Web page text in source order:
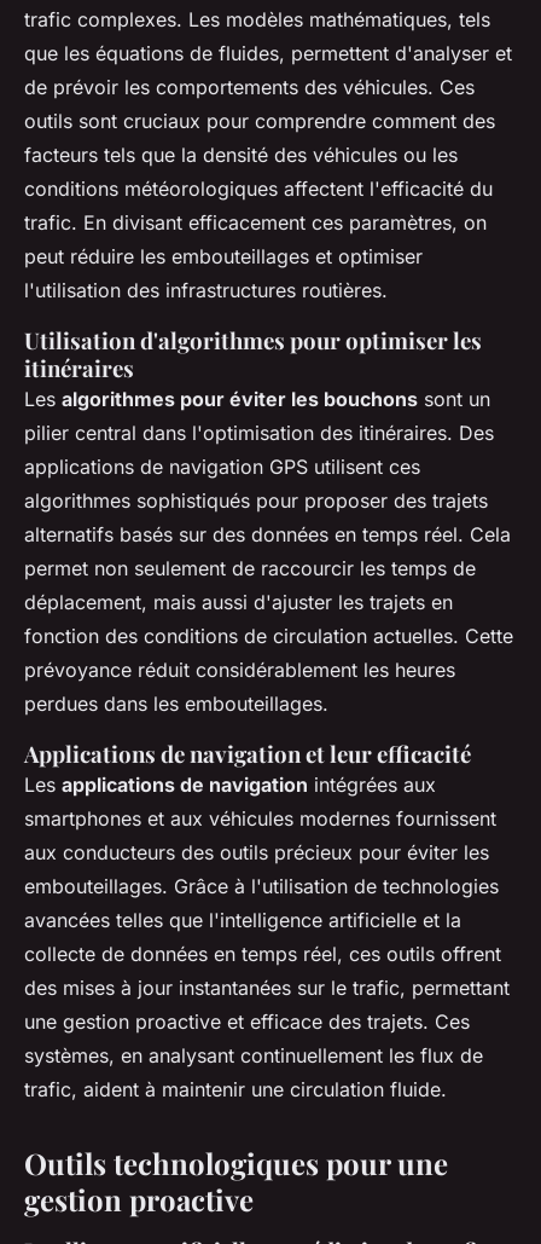
trafic complexes. Les modèles mathématiques, tels
que les équations de fluides, permettent d'analyser et
de prévoir les comportements des véhicules. Ces
outils sont cruciaux pour comprendre comment des
facteurs tels que la densité des véhicules ou les
conditions météorologiques affectent l'efficacité du
trafic. En divisant efficacement ces paramètres, on
peut réduire les embouteillages et optimiser
l'utilisation des infrastructures routières.
Utilisation d'algorithmes pour optimiser les
itinéraires
Les algorithmes pour éviter les bouchons sont un
pilier central dans l'optimisation des itinéraires. Des
applications de navigation GPS utilisent ces
algorithmes sophistiqués pour proposer des trajets
alternatifs basés sur des données en temps réel. Cela
permet non seulement de raccourcir les temps de
déplacement, mais aussi d'ajuster les trajets en
fonction des conditions de circulation actuelles. Cette
prévoyance réduit considérablement les heures
perdues dans les embouteillages.
Applications de navigation et leur efficacité
Les applications de navigation intégrées aux
smartphones et aux véhicules modernes fournissent
aux conducteurs des outils précieux pour éviter les
embouteillages. Grâce à l'utilisation de technologies
avancées telles que l'intelligence artificielle et la
collecte de données en temps réel, ces outils offrent
des mises à jour instantanées sur le trafic, permettant
une gestion proactive et efficace des trajets. Ces
systèmes, en analysant continuellement les flux de
trafic, aident à maintenir une circulation fluide.
Outils technologiques pour une
gestion proactive